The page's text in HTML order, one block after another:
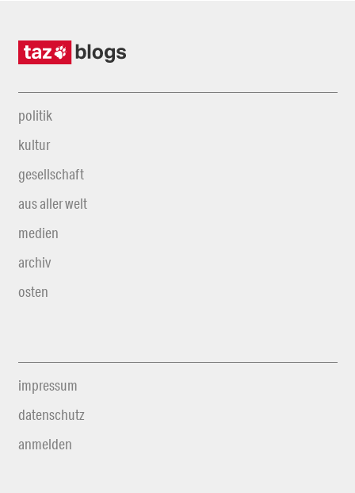
politik
kultur
gesellschaft
aus aller welt
medien
archiv
osten
impressum
datenschutz
anmelden